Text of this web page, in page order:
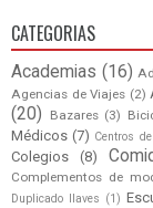
CATEGORIAS
Academias (16)
Agencias de Viajes (2)
(20)
Bazares (3)
Médicos (7) Centros
Colegios (8)
Complementos de
Duplicado llaves (1)